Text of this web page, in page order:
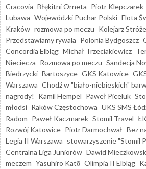
Cracovia Błękitni Orneta Piotr Klepczarek
Lubawa Wojewódzki Puchar Polski Flota
Kraków rozmowa po meczu Kolejarz Stróże
Przedstawiamy rywala Polonia Bydgoszcz
Concordia Elbląg Michał Trzeciakiewicz
Nieciecza Rozmowa po meczu Sandecja
Biedrzycki Bartoszyce GKS Katowice
Warszawa Chodź w "biało-niebieskich"
nagrody!
Kamil Hempel Paweł Piceluk
młodsi Raków Częstochowa UKS SMS
Radom Paweł Kaczmarek Stomil Travel
Rozwój Katowice Piotr Darmochwał Bez
Legia II Warszawa stowarzyszenie "Stomil
Centralna Liga Juniorów Dawid
meczem Yasuhiro Katō Olimpia II Elbląg